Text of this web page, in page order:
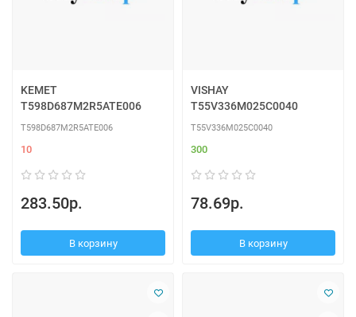
KEMET
T598D687M2R5ATE006
T598D687M2R5ATE006
10
283.50р.
В корзину
VISHAY
T55V336M025C0040
T55V336M025C0040
300
78.69р.
В корзину